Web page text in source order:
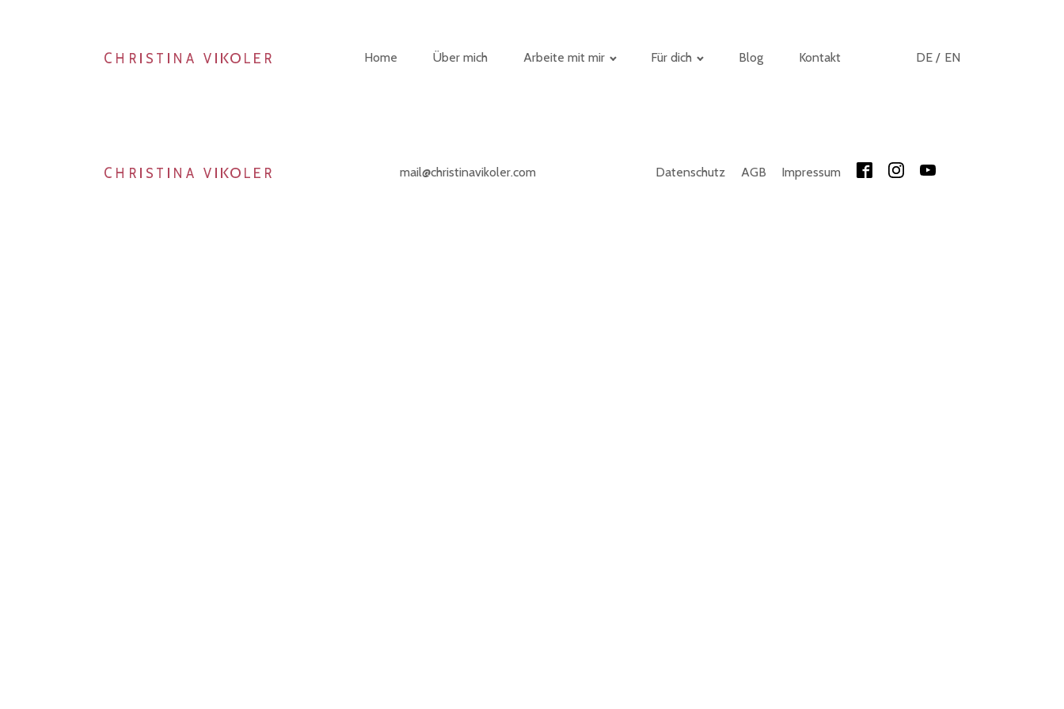
Home Über mich Arbeite mit mir Für dich Blog Kontakt DE / EN
mail@christinavikoler.com Datenschutz AGB Impressum